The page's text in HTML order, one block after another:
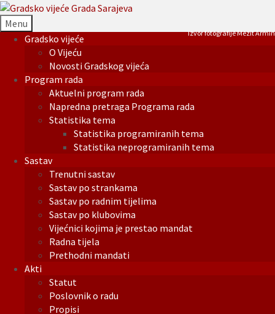
Menu
Gradsko vijeće
O Vijeću
Novosti Gradskog vijeća
Program rada
Aktuelni program rada
Napredna pretraga Programa rada
Statistika tema
Statistika programiranih tema
Statistika neprogramiranih tema
Sastav
Trenutni sastav
Sastav po strankama
Sastav po radnim tijelima
Sastav po klubovima
Vijećnici kojima je prestao mandat
Radna tijela
Prethodni mandati
Akti
Statut
Poslovnik o radu
Propisi
Izvor fotografije Mezit Armin